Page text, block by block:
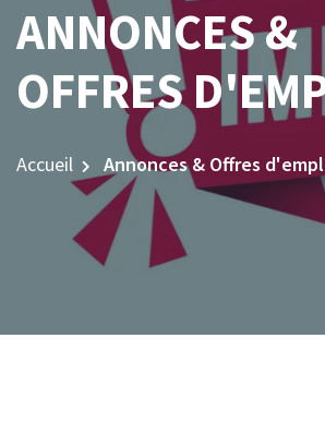
ANNONCES &
OFFRES
Accueil Annonces & Offres